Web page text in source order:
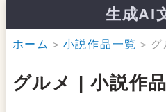
生成AI
ホーム 小説作品一覧 グ
グルメ | 小説作